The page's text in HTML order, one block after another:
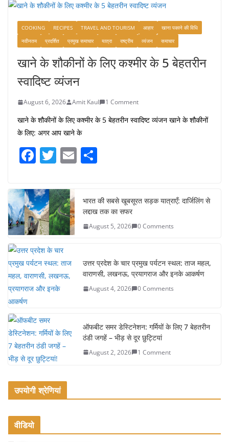
COOKING RECIPES TRAVEL AND TOURISM आहार
खाना पकाने की विधि
नवीनतम
प्रदर्शित प्रमुख समाचार यात्रा राष्ट्रीय व्यंजन समाचार
खाने के शौकीनों के लिए कश्मीर के 5 बेहतरीन
स्वादिष्ट व्यंजन
August 6, 2026 Amit Kaul 1 Comment
खाने के शौकीनों के लिए कश्मीर के 5 बेहतरीन स्वादिष्ट व्यंजन खाने के शौकीनों
के लिए: अगर आप खाने के
F
c
e
b
o
o
k
T
itt
er
E
e
भारत की सबसे खूबसूरत सड़क यात्राएँ: दार्जिलिंग से
लद्दाख तक का सफर
August 5, 2026 0 Comments
उत्तर प्रदेश के चार प्रमुख पर्यटन स्थल: ताज महल,
वाराणसी, लखनऊ, प्रयागराज और इनके आकर्षण
August 4, 2026 0 Comments
ऑफबीट समर डेस्टिनेशन: गर्मियों के लिए 7 बेहतरीन
ठंडी जगहें – भीड़ से दूर छुट्टियां
August 2, 2026 1 Comment
उपयोगी श्रेणियां
वीडियो